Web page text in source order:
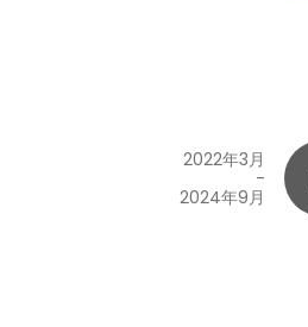
2022年3月
-
2024年9月